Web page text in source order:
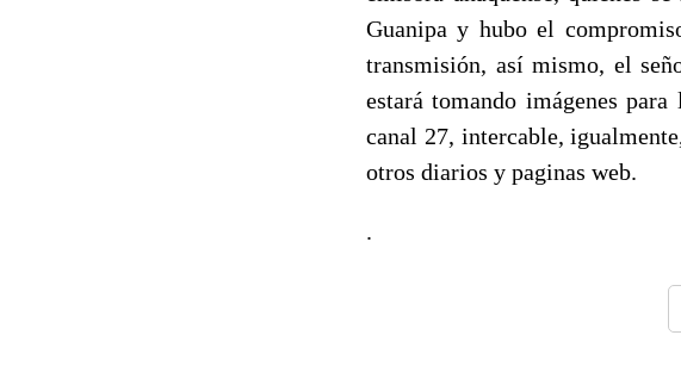
Guanipa y hubo el
transmisión, así mismo, el
estará tomando imágenes
canal 27, intercable,
otros diarios y paginas web.
.